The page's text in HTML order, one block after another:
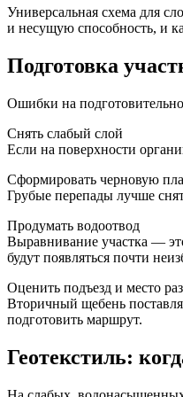
Универсальная схема для
и несущую способность, и
Подготовка
Ошибки на
Снять слабый слой
Если на поверхности
Сформировать черновую
Грубые перепады лучше
Продумать водоотвод
Выравнивание участка —
будут появляться почти
Оценить подъезд и место
Вторичный щебень
подготовить маршрут.
Геотекстиль: